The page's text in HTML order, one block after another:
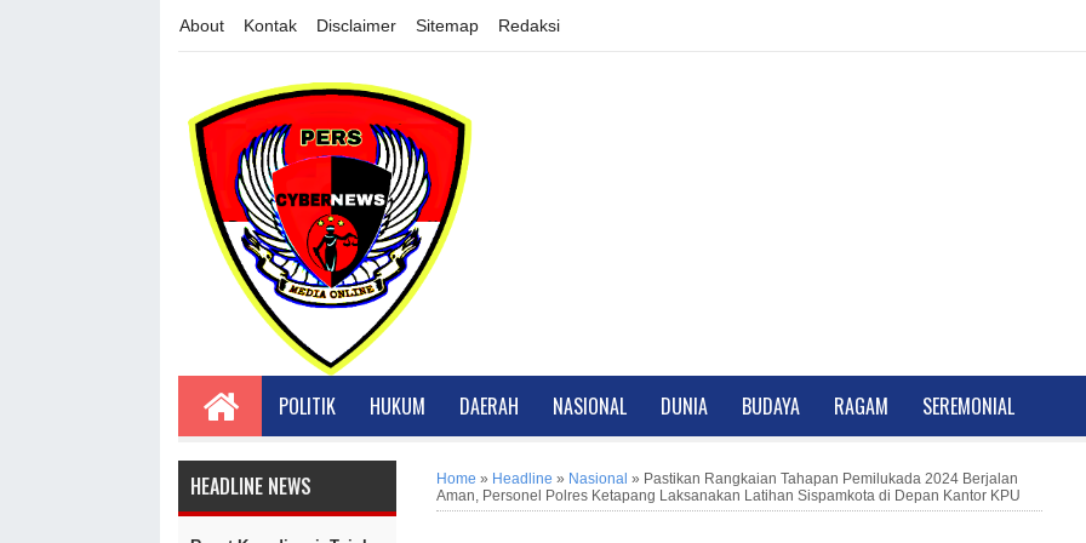
About Kontak Disclaimer Sitemap Redaksi
POLITIK HUKUM DAERAH NASIONAL DUNIA BUDAYA RAGAM SEREMONIAL
HEADLINE NEWS Home » Headline » Nasional » Pastikan Rangkaian Tahapan Pemilukada 2024 Berjalan
Aman, Personel Polres Ketapang Laksanakan Latihan Sispamkota di Depan Kantor KPU